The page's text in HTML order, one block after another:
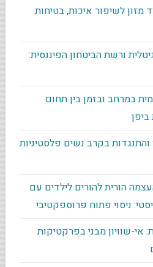
מזון לשיפור איכות, בטיחות
ורשת הביטחון הפיננסית:
במרחב ובזמן בין תחום
בקרב נשים פלסטיניות
הורית להורים לילדים עם
ניסוי פתוח פרוספקטיבי
שוויון מבני בפרקטיקות